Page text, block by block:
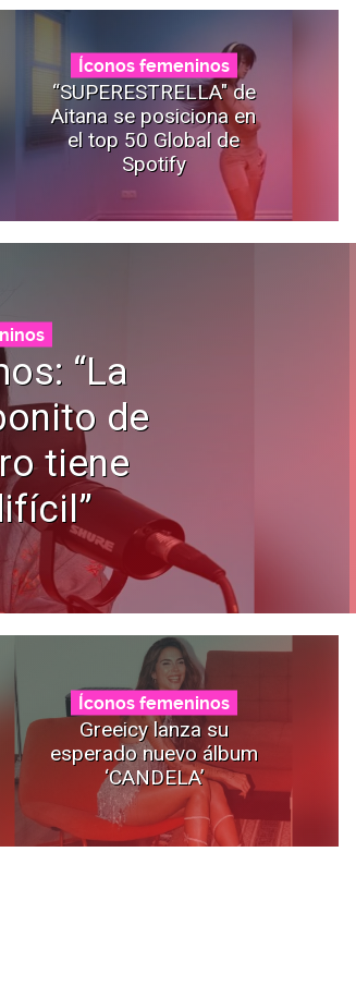
Íconos femeninos
“SUPERESTRELLA" de
Aitana se posiciona en
el top 50 Global de
Spotify
“La
de
tiene
Íconos femeninos
Greeicy lanza su
esperado nuevo álbum
‘CANDELA’